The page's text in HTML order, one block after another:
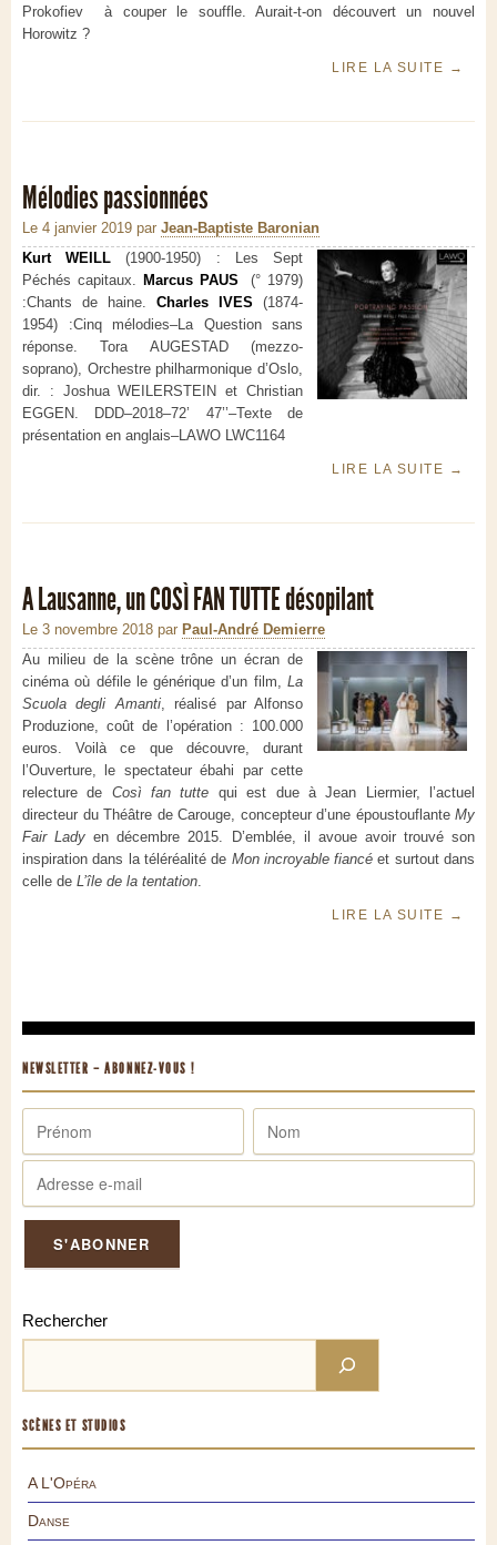
Prokofiev à couper le souffle. Aurait-t-on découvert un nouvel
Horowitz ?
LIRE LA SUITE →
Mélodies passionnées
Le 4 janvier 2019 par Jean-Baptiste Baronian
Kurt WEILL(1900-1950) :
Les Sept
Péchés capitaux. Marcus PAUS(° 1979)
:Chants de haine. Charles IVES (1874-
1954) :Cinq mélodies–La Question sans
réponse.Tora AUGESTAD (mezzo-
soprano), Orchestre philharmonique d’Oslo,
dir. : Joshua WEILERSTEIN et Christian
EGGEN.
DDD–2018–72’ 47’’–Texte de
présentation en anglais–LAWO LWC1164
LIRE LA SUITE →
A Lausanne, un COSÌ FAN TUTTE désopilant
Le 3 novembre 2018 par Paul-André Demierre
Au milieu de la scène trône un écran de
cinéma où défile le générique d’un film, La
Scuola degli Amanti, réalisé par Alfonso
Produzione, coût de l’opération : 100.000
euros. Voilà ce que découvre, durant
l’Ouverture, le spectateur ébahi par cette
relecture de Così fan tutte qui est due à Jean Liermier, l’actuel
directeur du Théâtre de Carouge, concepteur d’une époustouflante My
Fair Ladyen décembre 2015. D’emblée, il avoue avoir trouvé son
inspiration dans la téléréalité de Mon incroyable fiancé et surtout dans
celle de L’île de la tentation.
LIRE LA SUITE →
NEWSLETTER – ABONNEZ-VOUS !
Rechercher
SCÈNES ET STUDIOS
A L'Opéra
Danse